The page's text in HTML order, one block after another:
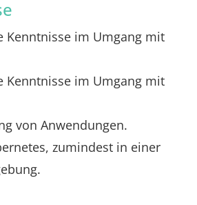
Kenntnisse im Umgang mit
Kenntnisse im Umgang mit
von Anwendungen.
zumindest in einer